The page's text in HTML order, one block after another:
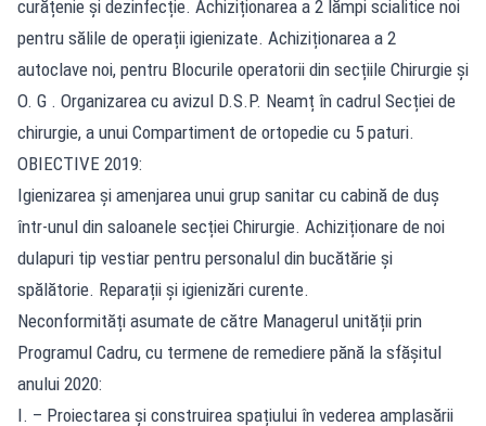
curățenie și dezinfecție. Achiziționarea a 2 lămpi scialitice noi
pentru sălile de operații igienizate. Achiziționarea a 2
autoclave noi, pentru Blocurile operatorii din secțiile Chirurgie și
O. G . Organizarea cu avizul D.S.P. Neamț în cadrul Secției de
chirurgie, a unui Compartiment de ortopedie cu 5 paturi.
OBIECTIVE 2019:
Igienizarea și amenjarea unui grup sanitar cu cabină de duș
într-unul din saloanele secției Chirurgie. Achiziționare de noi
dulapuri tip vestiar pentru personalul din bucătărie și
spălătorie. Reparații și igienizări curente.
Neconformități asumate de către Managerul unității prin
Programul Cadru, cu termene de remediere pănă la sfășitul
anului 2020:
I. – Proiectarea și construirea spațiului în vederea amplasării